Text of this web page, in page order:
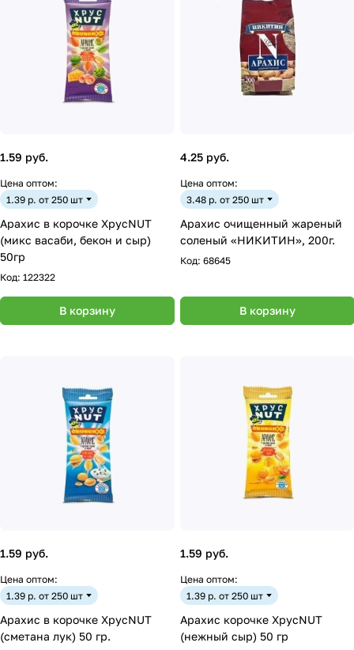
1.59 руб.
Цена оптом:
1.39 р. от 250 шт
Арахис в корочке ХрусNUT
(микс васаби, бекон и сыр)
50гр
Код: 122322
В корзину
4.25 руб.
Цена оптом:
3.48 р. от 250 шт
Арахис очищенный жареный
соленый «НИКИТИН», 200г.
Код: 68645
В корзину
1.59 руб.
Цена оптом:
1.39 р. от 250 шт
Арахис в корочке ХрусNUT
(сметана лук) 50 гр.
1.59 руб.
Цена оптом:
1.39 р. от 250 шт
Арахис корочке ХрусNUT
(нежный сыр) 50 гр